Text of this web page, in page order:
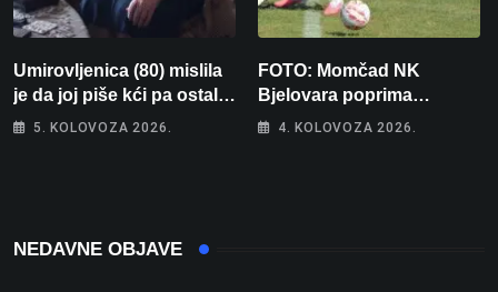
Umirovljenica (80) mislila
je da joj piše kći pa ostala
bez 1000 eura
5. KOLOVOZA 2026.
FOTO: Momčad NK
Bjelovara poprima
jesenski izgled
4. KOLOVOZA 2026.
NEDAVNE OBJAVE